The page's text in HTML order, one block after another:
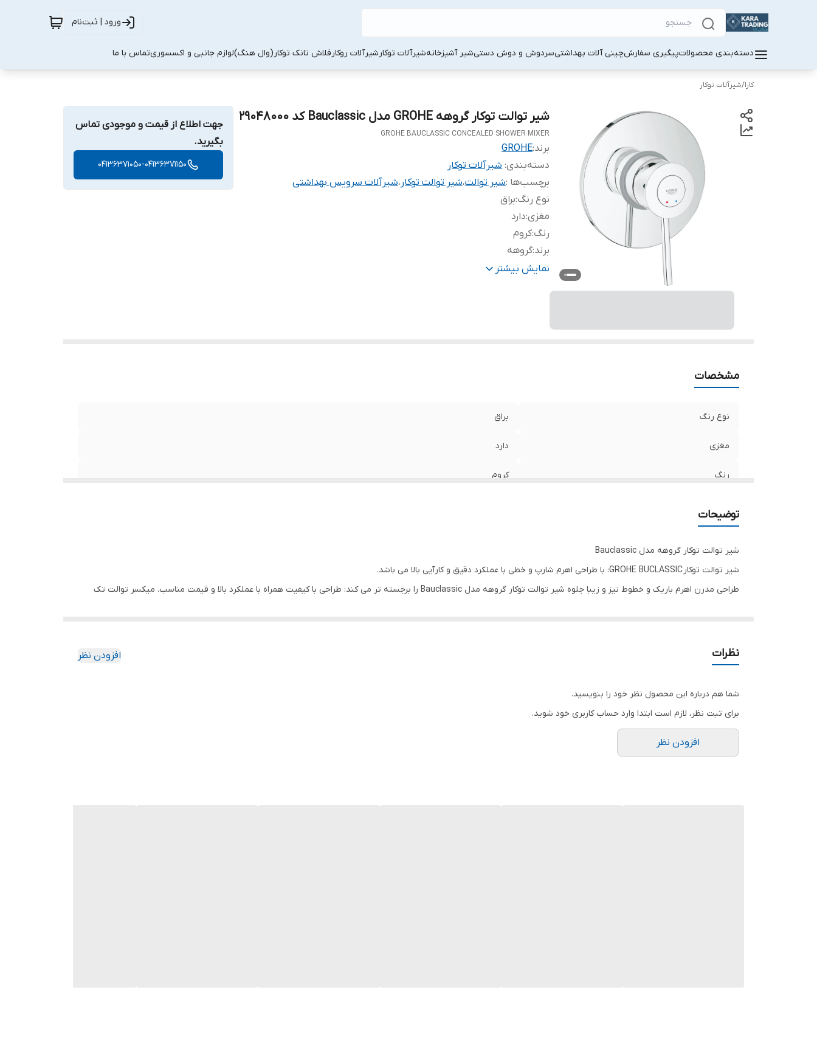
ورود | ثبت‌نام
دسته‌بندی محصولاتپیگیری سفارشچینی آلات بهداشتیسردوش و دوش دستیشیر آشپزخانهشیرآلات توکارشیرآلات روکارفلاش تانک توکار(وال هنگ)لوازم جانبی و اکسسوریتماس با ما
کارا/شیرآلات توکار
شیر توالت توکار گروهه GROHE مدل Bauclassic کد 29048000
GROHE BAUCLASSIC CONCEALED SHOWER MIXER
برند:GROHE
دسته‌بندی: شیرآلات توکار
برچسب‌ها :شیر توالت،شیر توالت توکار ،شیرآلات سرویس بهداشتی
نوع رنگ:براق
مغزی:دارد
رنگ:کروم
برند:گروهه
اصالت کالا:اصلنمایش بیشتر
جهت اطلاع از قیمت و موجودی تماس
بگیرید.
04136371050-04136371150
مشخصات
نوع رنگ براق
مغزی دارد
رنگ کروم
توضیحات
شیر توالت توکار گروهه مدل Bauclassic
شیر توالت توکار GROHE BUCLASSIC: با طراحی اهرم شارپ و خطی با عملکرد دقیق و کارآیی بالا می باشد.
طراحی مدرن اهرم باریک و خطوط تیز و زیبا جلوه شیر توالت توکار گروهه مدل Bauclassic را برجسته تر می کند: طراحی با کیفیت همراه با عملکرد بالا و قیمت مناسب. میکسر توالت تک
به لطف یک محدود کننده سرعت، جریان قابل تنظیم با کمترین میزان دبی 2.5 لیتر در دقیقه ، در مصرف آب و هزینه صرفه جویی کنید.
کارتریج سرامیکی GROHE LongLife علاوه بر کنترل مصرف آب و صرفه جویی در مصرف آب؛ با کیفیت بالایی که دارد عمر طولانی داشته و بیمه کننده حمام شماست.
نظرات افزودن نظر
شما هم درباره این محصول نظر خود را بنویسید.
برای ثبت نظر، لازم است ابتدا وارد حساب کاربری خود شوید.
افزودن نظر